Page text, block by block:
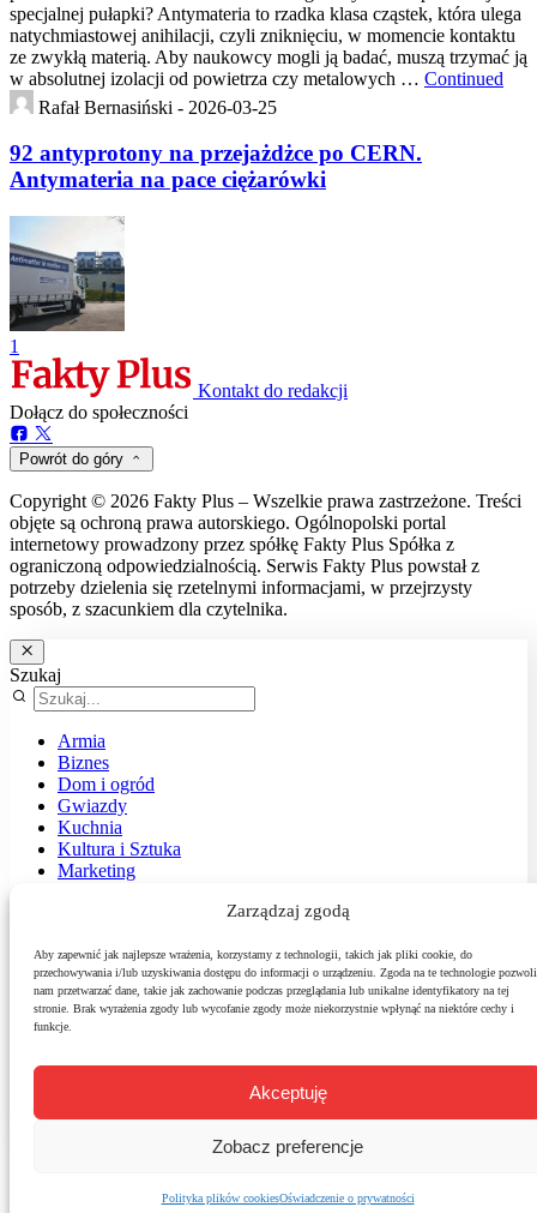
Zarządzaj zgodą
Aby zapewnić jak najlepsze wrażenia, korzystamy z technologii, takich jak pliki cookie, do
przechowywania i/lub uzyskiwania dostępu do informacji o urządzeniu. Zgoda na te technologie pozwoli
nam przetwarzać dane, takie jak zachowanie podczas przeglądania lub unikalne identyfikatory na tej
stronie. Brak wyrażenia zgody lub wycofanie zgody może niekorzystnie wpłynąć na niektóre cechy i
funkcje.
Akceptuję
Zobacz preferencje
Polityka plików cookiesOświadczenie o prywatności
specjalnej pułapki? Antymateria to rzadka klasa cząstek, która ulega
natychmiastowej anihilacji, czyli zniknięciu, w momencie kontaktu
ze zwykłą materią. Aby naukowcy mogli ją badać, muszą trzymać ją
w absolutnej izolacji od powietrza czy metalowych … Continued
Rafał Bernasiński - 2026-03-25
92 antyprotony na przejażdżce po CERN.
Antymateria na pace ciężarówki
1
Kontakt do redakcji
Dołącz do społeczności
Powrót do góry
Copyright © 2026 Fakty Plus – Wszelkie prawa zastrzeżone. Treści
objęte są ochroną prawa autorskiego. Ogólnopolski portal
internetowy prowadzony przez spółkę Fakty Plus Spółka z
ograniczoną odpowiedzialnością. Serwis Fakty Plus powstał z
potrzeby dzielenia się rzetelnymi informacjami, w przejrzysty
sposób, z szacunkiem dla czytelnika.
Szukaj
Armia
Biznes
Dom i ogród
Gwiazdy
Kuchnia
Kultura i Sztuka
Marketing
Podróże
Polityka
Sport
Środowisko
Technologie